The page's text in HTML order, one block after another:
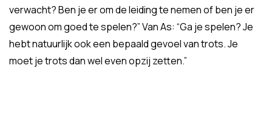
verwacht? Ben je er om de leiding te nemen of ben je er
gewoon om goed te spelen?” Van As: “Ga je spelen? Je
hebt natuurlijk ook een bepaald gevoel van trots. Je
moet je trots dan wel even opzij zetten.”